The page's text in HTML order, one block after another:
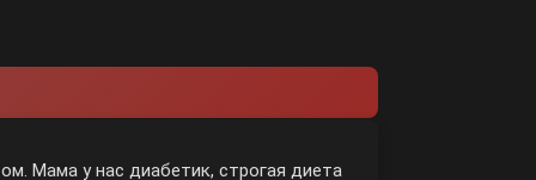
Мама у нас диабетик, строгая диета